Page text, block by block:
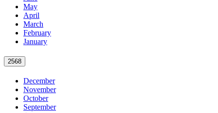
May
April
March
February
January
2568
December
November
October
September